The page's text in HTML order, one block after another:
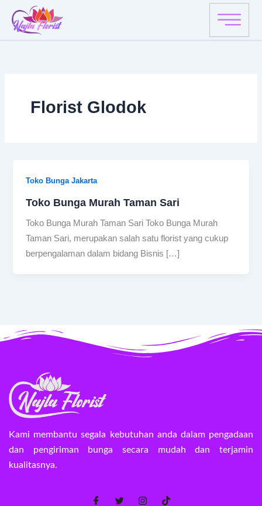
Florist Glodok
Toko Bunga Jakarta
Toko Bunga Murah Taman Sari
Toko Bunga Murah Taman Sari Toko Bunga Murah
Taman Sari, merupakan salah satu florist yang cukup
berpengalaman dalam bidang Bisnis […]
Kami membantu segala kebutuhan anda dalam pengadaan
dan pengiriman bunga secara mudah dan terjamin
kualitasnya.